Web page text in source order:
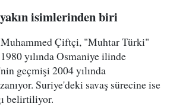
isimlerinden biri
Çiftçi, "Muhtar Türki"
yılında Osmaniye ilinde
geçmişi 2004 yılında
Suriye'deki savaş sürecine ise
belirtiliyor.